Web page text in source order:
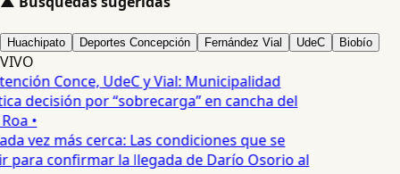
Huachipato Deportes Concepción Fernández Vial UdeC Biobío
VIVO
Conce, UdeC y Vial: Municipalidad
decisión por “sobrecarga” en cancha del
•
vez más cerca: Las condiciones que se
para confirmar la llegada de Darío Osorio al